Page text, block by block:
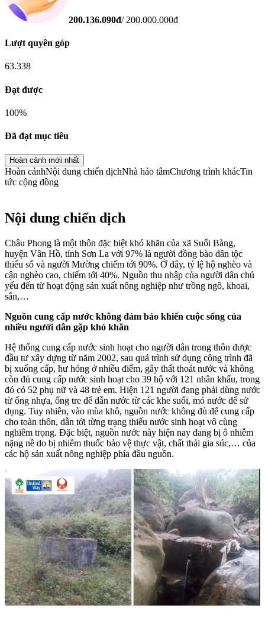
200.136.090đ/ 200.000.000đ
Lượt quyên góp
63.338
Đạt được
100%
Đã đạt mục tiêu
Hoàn cảnh mới nhất
Hoàn cảnhNội dung chiến dịchNhà hảo tâmChương trình khácTin
tức cộng đồng
Nội dung chiến dịch
Châu Phong là một thôn đặc biệt khó khăn của xã Suối Bàng,
huyện Vân Hồ, tỉnh Sơn La với 97% là người đồng bào dân tộc
thiểu số và người Mường chiếm tới 90%. Ở đây, tỷ lệ hộ nghèo và
cận nghèo cao, chiếm tới 40%. Nguồn thu nhập của người dân chủ
yếu đến từ hoạt động sản xuất nông nghiệp như trồng ngô, khoai,
sắn,…
Nguồn cung cấp nước không đảm bảo khiến cuộc sống của
nhiều người dân gặp khó khăn
Hệ thống cung cấp nước sinh hoạt cho người dân trong thôn được
đầu tư xây dựng từ năm 2002, sau quá trình sử dụng công trình đã
bị xuống cấp, hư hỏng ở nhiều điểm, gây thất thoát nước và không
còn đủ cung cấp nước sinh hoạt cho 39 hộ với 121 nhân khẩu, trong
đó có 52 phụ nữ và 48 trẻ em. Hiện 121 người đang phải dùng nước
từ ống nhựa, ống tre để dẫn nước từ các khe suối, mó nước để sử
dụng. Tuy nhiên, vào mùa khô, nguồn nước không đủ để cung cấp
cho toàn thôn, dẫn tới từng trạng thiếu nước sinh hoạt vô cùng
nghiêm trọng. Đặc biệt, nguồn nước này hiện nay đang bị ô nhiễm
nặng nề do bị nhiễm thuốc bảo vệ thực vật, chất thải gia súc,… của
các hộ sản xuất nông nghiệp phía đầu nguồn.